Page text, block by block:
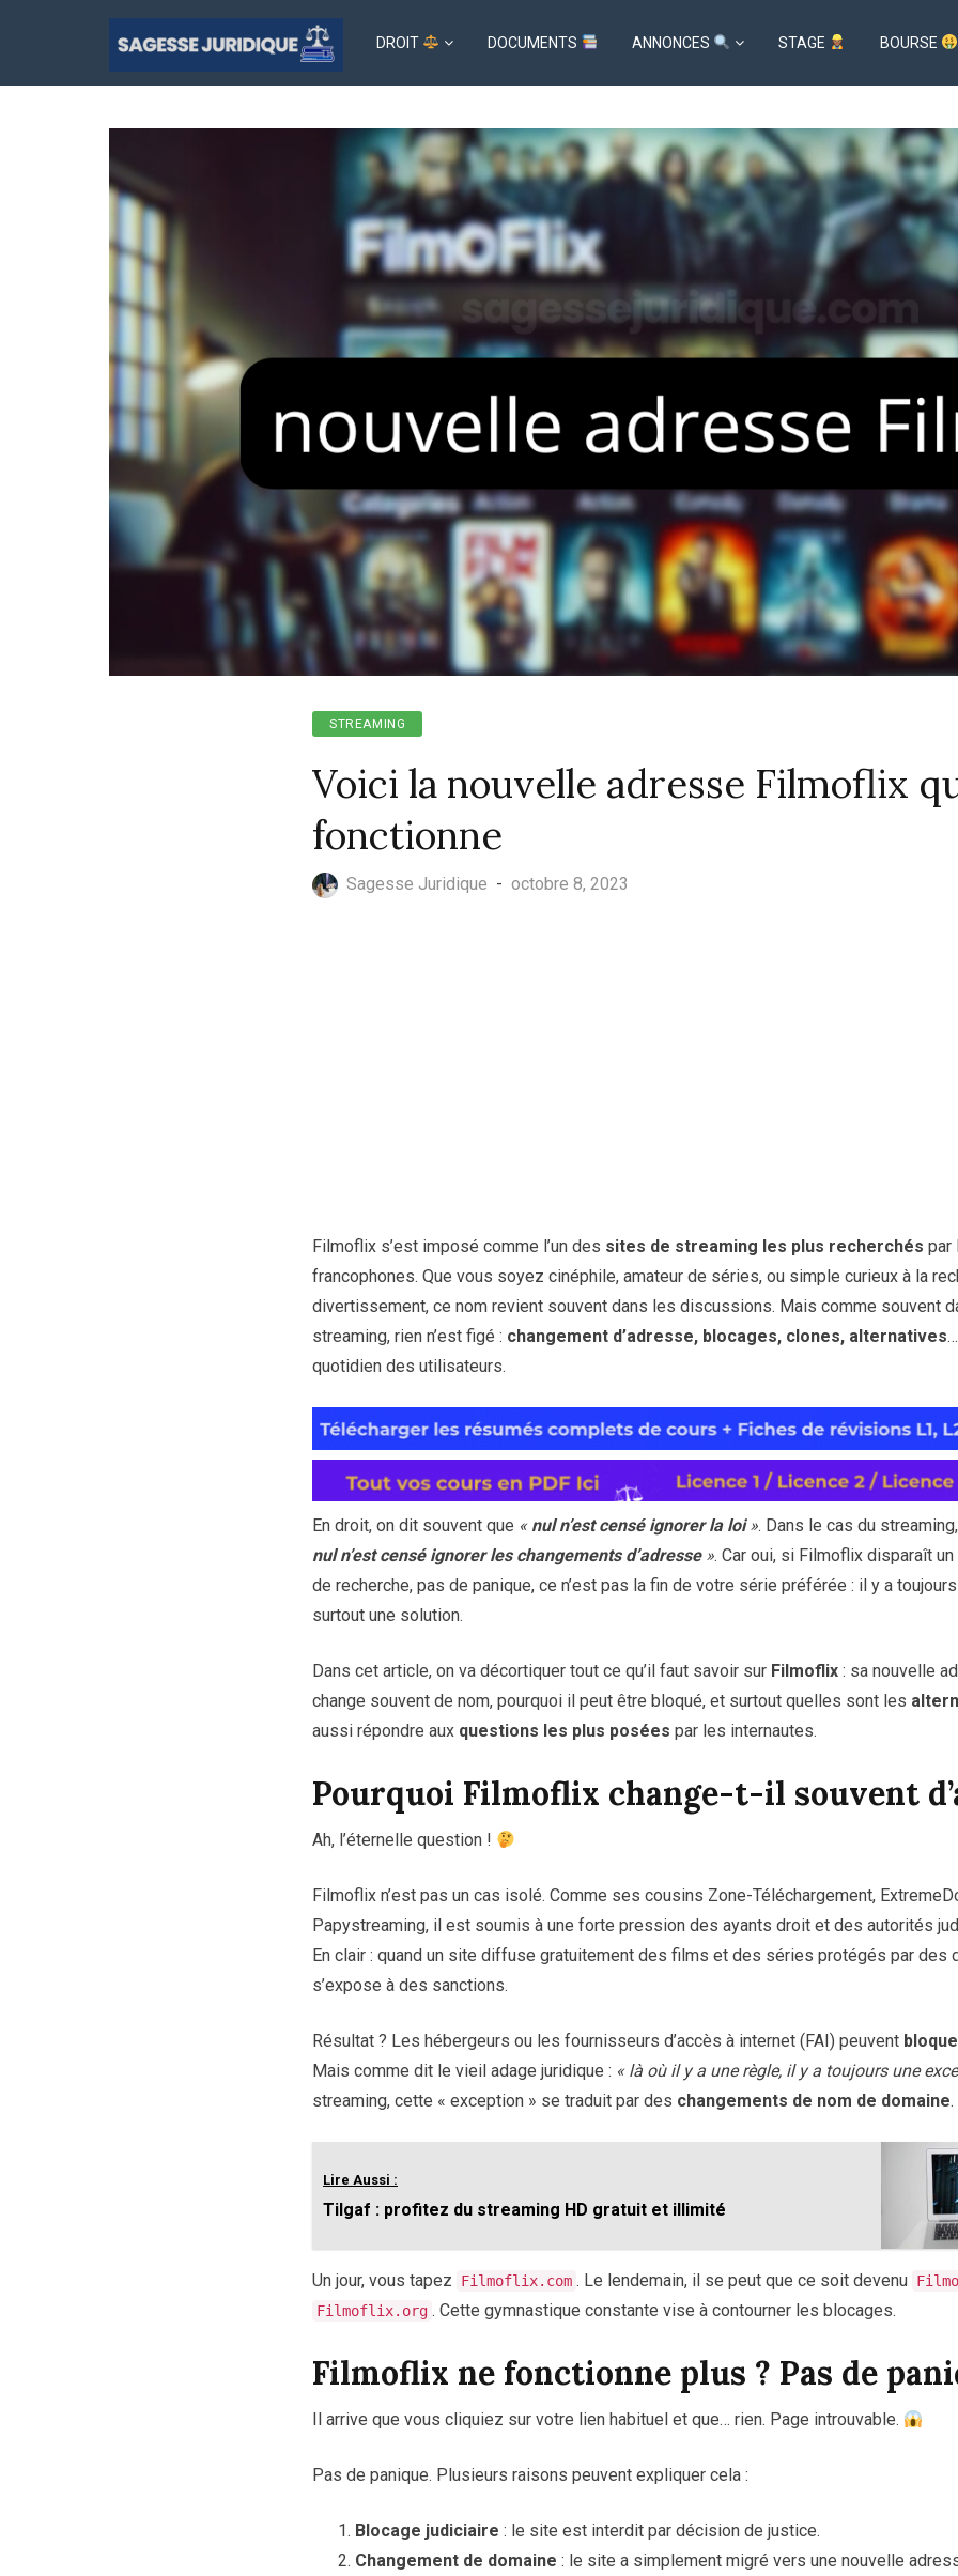
DROIT DOCUMENTS ANNONCES STAGE BOURSE
STREAMING
Voici la nouvelle adresse Filmoflix
fonctionne
Sagesse Juridique - octobre 8, 2023
Filmoflix s’est imposé comme l’un des sites de streaming les plus recherchés par
francophones. Que vous soyez cinéphile, amateur de séries, ou simple curieux à la
divertissement, ce nom revient souvent dans les discussions. Mais comme souvent
streaming, rien n’est figé : changement d’adresse, blocages, clones, alternatives
quotidien des utilisateurs.
En droit, on dit souvent que « nul n’est censé ignorer la loi». Dans le cas du
nul n’est censé ignorer les changements d’adresse». Car oui, si Filmoflix disparaît
de recherche, pas de panique, ce n’est pas la fin de votre série préférée : il y a
surtout une solution.
Dans cet article, on va décortiquer tout ce qu’il faut savoir sur Filmoflix : sa nouvelle
change souvent de nom, pourquoi il peut être bloqué, et surtout quelles sont les
aussi répondre aux questions les plus posées par les internautes.
Pourquoi Filmoflix change-t-il souvent
Ah, l’éternelle question !
Filmoflix n’est pas un cas isolé. Comme ses cousins Zone-Téléchargement,
Papystreaming, il est soumis à une forte pression des ayants droit et des autorités
En clair : quand un site diffuse gratuitement des films et des séries protégés par des
s’expose à des sanctions.
Résultat ? Les hébergeurs ou les fournisseurs d’accès à internet (FAI) peuvent
Mais comme dit le vieil adage juridique : « là où il y a une règle, il y a toujours une
streaming, cette « exception » se traduit par des changements de nom de domaine.
Lire Aussi :
Tilgaf : profitez du streaming HD gratuit et illimité
Un jour, vous tapez Filmoflix.com . Le lendemain, il se peut que ce soit devenu
Filmoflix.org . Cette gymnastique constante vise à contourner les blocages.
Filmoflix ne fonctionne plus ? Pas de
Il arrive que vous cliquiez sur votre lien habituel et que… rien. Page introuvable.
Pas de panique. Plusieurs raisons peuvent expliquer cela :
Blocage judiciaire : le site est interdit par décision de justice.
Changement de domaine : le site a simplement migré vers une nouvelle